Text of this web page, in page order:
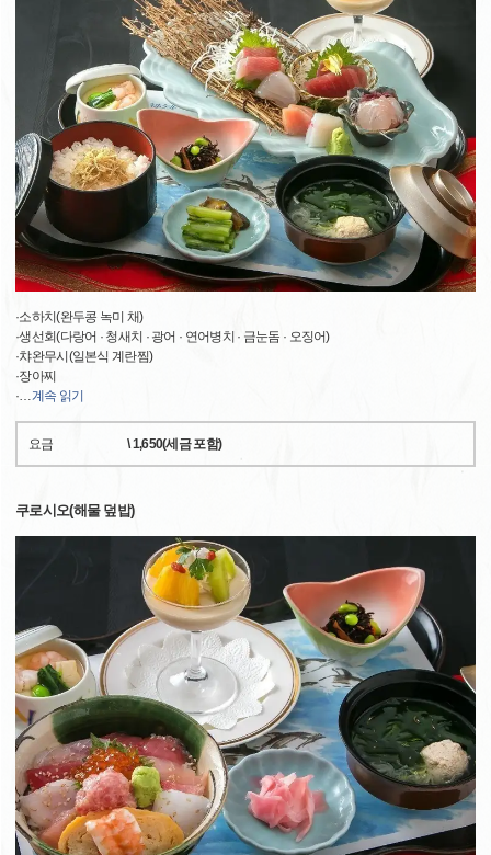
·소하치(완두콩 녹미 채)
·생선회(다랑어 · 청새치 · 광어 · 연어병치 · 금눈돔 · 오징어)
·챠완무시(일본식 계란찜)
·장아찌
·…계속 읽기
요금 \ 1,650(세금 포함)
쿠로시오(해물 덮밥)